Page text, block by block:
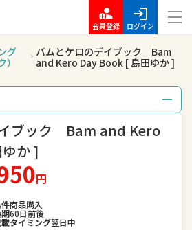
会員登録 ログイン
グ
バムとケロのデイブック Bam
and Kero Day Book [ 島田ゆか ]
レディースファッション
ジュエリー・アクセサリー
ブック Bam and Kero
か ]
円
商品購入
60日前後
タイミング翌日中